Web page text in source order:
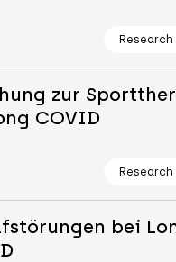
zur
COVID
bei